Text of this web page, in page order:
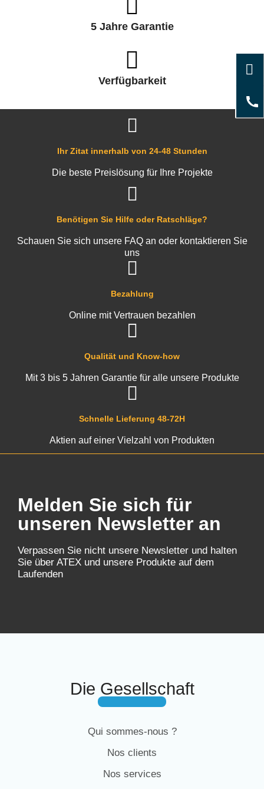
5 Jahre Garantie
Verfügbarkeit
Schnelle Lieferung 48-72H
Aktien auf einer Vielzahl von Produkten
Qualität und Know-how
Mit 3 bis 5 Jahren Garantie für alle unsere Produkte
Bezahlung
Online mit Vertrauen bezahlen
Benötigen Sie Hilfe oder Ratschläge?
Schauen Sie sich unsere FAQ an oder kontaktieren Sie
uns
Ihr Zitat innerhalb von 24-48 Stunden
Die beste Preislösung für Ihre Projekte
Melden Sie sich für
unseren Newsletter an
Verpassen Sie nicht unsere Newsletter und halten
Sie über ATEX und unsere Produkte auf dem
Laufenden
Die Gesellschaft
Qui sommes-nous ?
Nos clients
Nos services